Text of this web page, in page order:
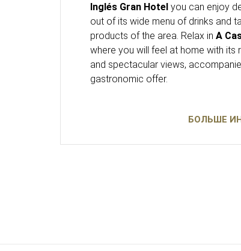
Inglés Gran Hotel you can enjoy
out of its wide menu of drinks and
products of the area. Relax in A
where you will feel at home with its
and spectacular views,
gastronomic offer.
БОЛЬШЕ